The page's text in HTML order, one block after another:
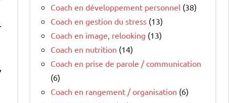
Coach en développement personnel (38)
Coach en gestion du stress (13)
Coach en image, relooking (13)
Coach en nutrition (14)
Coach en prise de parole / communication
(6)
Coach en rangement / organisation (6)